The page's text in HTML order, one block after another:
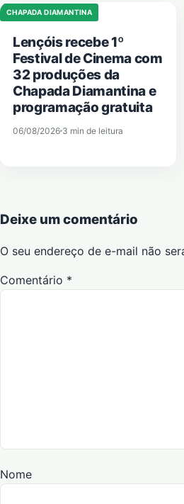
CHAPADA DIAMANTINA
Lençóis recebe 1º
Festival de Cinema com
32 produções da
Chapada Diamantina e
programação gratuita
06/08/2026 3 min de leitura
Deixe um comentário
O seu endereço de e-mail não
Comentário *
Nome